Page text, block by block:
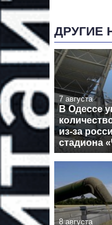
ДРУГИЕ
7 августа
В Одессе
из-за
стадиона
8 августа